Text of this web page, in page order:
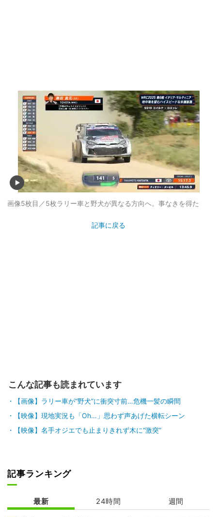
画像5枚目／5枚ラリー車と野犬が異なる方向へ。事なきを得た
記事に戻る
こんな記事も読まれています
【画像】ラリー車が“野犬”に衝突寸前…危機一髪の瞬間
【映像】現地実況も「Oh…」思わず声あげた横転シーン
【映像】名手オジエでも止まりきれず木に“激突”
記事ランキング
最新 24時間 週間